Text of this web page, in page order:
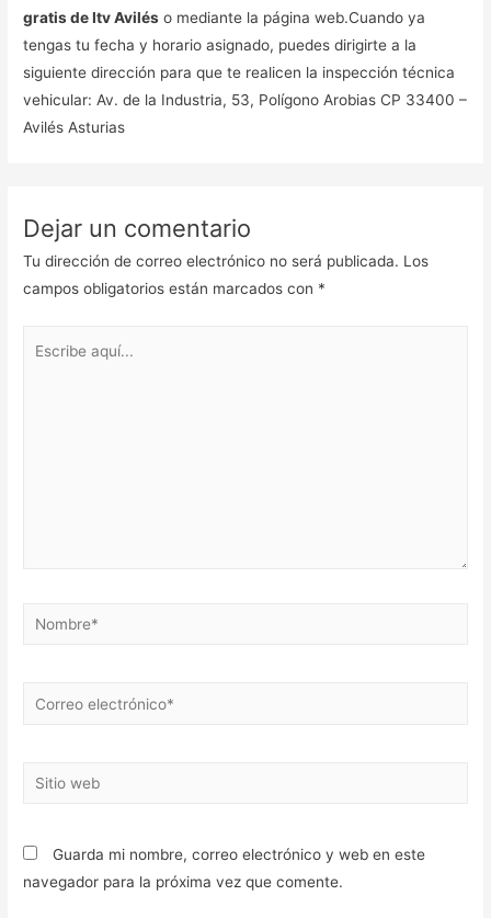
gratis de Itv Avilés o mediante la página web.Cuando ya
tengas tu fecha y horario asignado, puedes dirigirte a la
siguiente dirección para que te realicen la inspección técnica
vehicular: Av. de la Industria, 53, Polígono Arobias CP 33400 –
Avilés Asturias
Dejar un comentario
Tu dirección de correo electrónico no será publicada. Los
campos obligatorios están marcados con *
Nombre*
Correo
Sitio
Guarda mi nombre, correo electrónico y web en este
navegador para la próxima vez que comente.